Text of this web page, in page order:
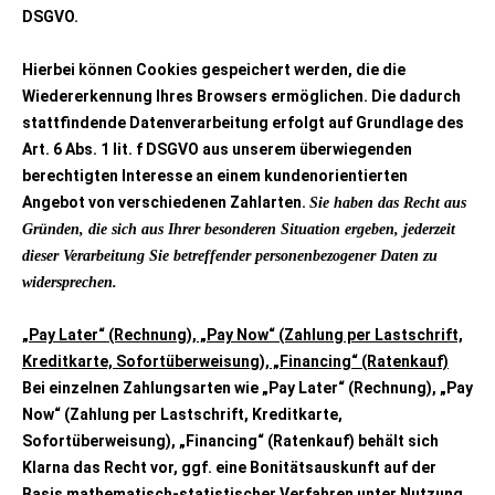
DSGVO.
Hierbei können Cookies gespeichert werden, die die
Wiedererkennung Ihres Browsers ermöglichen. Die dadurch
stattfindende Datenverarbeitung erfolgt auf Grundlage des
Art. 6 Abs. 1 lit. f DSGVO aus unserem überwiegenden
berechtigten Interesse an einem kundenorientierten
Angebot von verschiedenen Zahlarten. Sie haben das Recht aus
Gründen, die sich aus Ihrer besonderen Situation ergeben, jederzeit
dieser Verarbeitung Sie betreffender personenbezogener Daten zu
widersprechen.
„Pay Later“ (Rechnung), „Pay Now“ (Zahlung per Lastschrift,
Kreditkarte, Sofortüberweisung), „Financing“ (Ratenkauf)
Bei einzelnen Zahlungsarten wie „ Pay Later“ (Rechnung), „Pay
Now“ (Zahlung per Lastschrift, Kreditkarte,
Sofortüberweisung), „Financing“ (Ratenkauf) behält sich
Klarna das Recht vor, ggf. eine Bonitätsauskunft auf der